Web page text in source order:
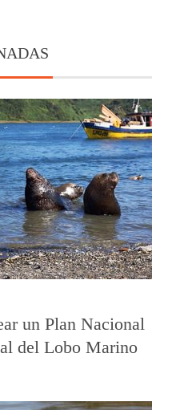
un Plan Nacional
del Lobo Marino